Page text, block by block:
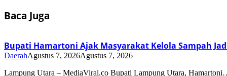
Baca Juga
Bupati Hamartoni Ajak Masyarakat Kelola Sampah
DaerahAgustus 7, 2026Agustus 7, 2026
Lampung Utara – MediaViral.co Bupati Lampung Utara,